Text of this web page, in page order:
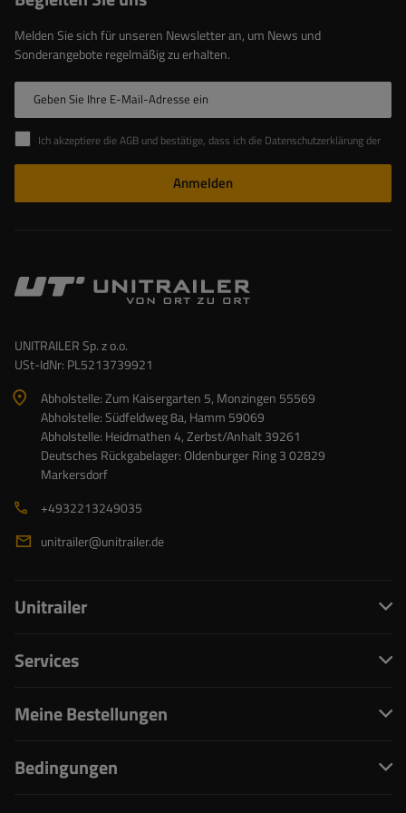
Melden Sie sich für unseren Newsletter an, um News und
Sonderangebote regelmäßig zu erhalten.
Geben Sie Ihre E-Mail-Adresse ein
Ich akzeptiere die AGB und bestätige, dass ich die Datenschutzerklärung der Website zur Kenntnis genommen habe
Anmelden
UNITRAILER Sp. z o.o.
USt-IdNr: PL5213739921
Abholstelle: Zum Kaisergarten 5, Monzingen 55569
Abholstelle: Südfeldweg 8a, Hamm 59069
Abholstelle: Heidmathen 4, Zerbst/Anhalt 39261
Deutsches Rückgabelager: Oldenburger Ring 3 02829
Markersdorf
+4932213249035
unitrailer@unitrailer.de
Unitrailer
Services
Meine Bestellungen
Bedingungen